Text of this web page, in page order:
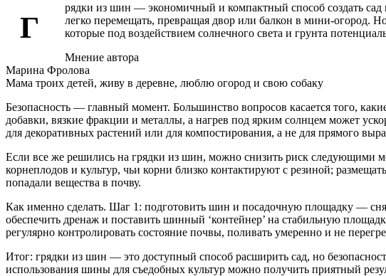
Г
рядки из шин — экономичный и компактный способ создать
легко перемещать, превращая двор или балкон в мини-огород.
которые под воздействием солнечного света и грунта
Мнение автора
Марина Фролова
Мама троих детей, живу в деревне, люблю огород и свою собаку
Безопасность — главный момент. Большинство вопросов касается того,
добавки, вязкие фракции и металлы, а нагрев под ярким солнцем может
для декоративных растений или для компостирования, а не для прямого
Если все же решились на грядки из шин, можно снизить риск следующими
корнеплодов и культур, чьи корни близко контактируют с резиной;
попадали вещества в почву.
Как именно сделать. Шаг 1: подготовить шин и посадочную площадку —
обеспечить дренаж и поставить шинный ‘контейнер’ на стабильную
регулярно контролировать состояние почвы, поливать умеренно и не
Итог: грядки из шин — это доступный способ расширить сад, но
использования шины для съедобных культур можно получить приятный